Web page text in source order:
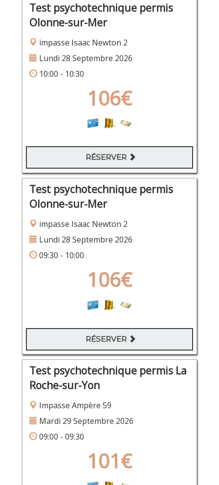
Test psychotechnique permis
Olonne-sur-Mer
impasse Isaac Newton 2
Lundi 28 Septembre 2026
10:00 - 10:30
106€
RÉSERVER
Test psychotechnique permis
Olonne-sur-Mer
impasse Isaac Newton 2
Lundi 28 Septembre 2026
09:30 - 10:00
106€
RÉSERVER
Test psychotechnique permis La
Roche-sur-Yon
Impasse Ampère 59
Mardi 29 Septembre 2026
09:00 - 09:30
101€